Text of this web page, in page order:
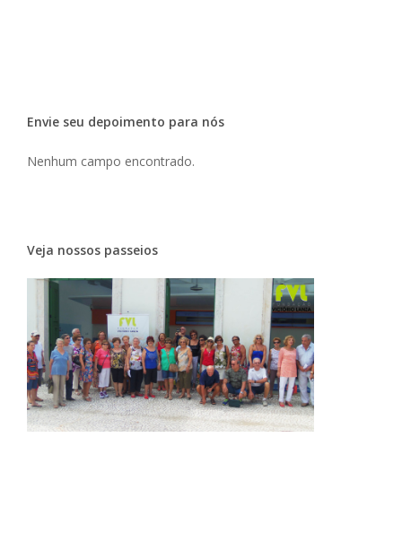
Envie seu depoimento para nós
Nenhum campo encontrado.
Veja nossos passeios